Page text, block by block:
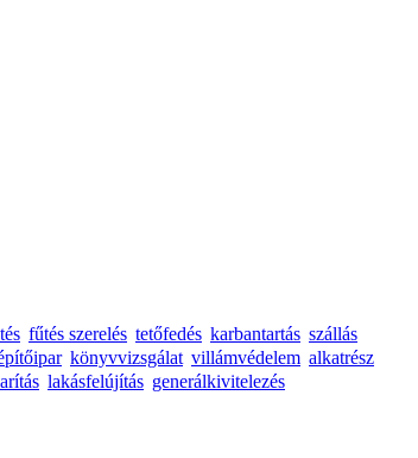
fűtés szerelés tetőfedés karbantartás szállás
könyvvizsgálat villámvédelem alkatrész
lakásfelújítás generálkivitelezés